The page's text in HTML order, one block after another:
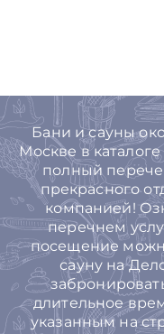
Бани и сауны
Москве в
полный
прекрасного
компанией!
перечнем
посещение
сауну на
длительное
указанным на